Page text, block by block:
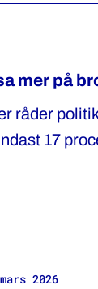
mer på
råder
17
2026